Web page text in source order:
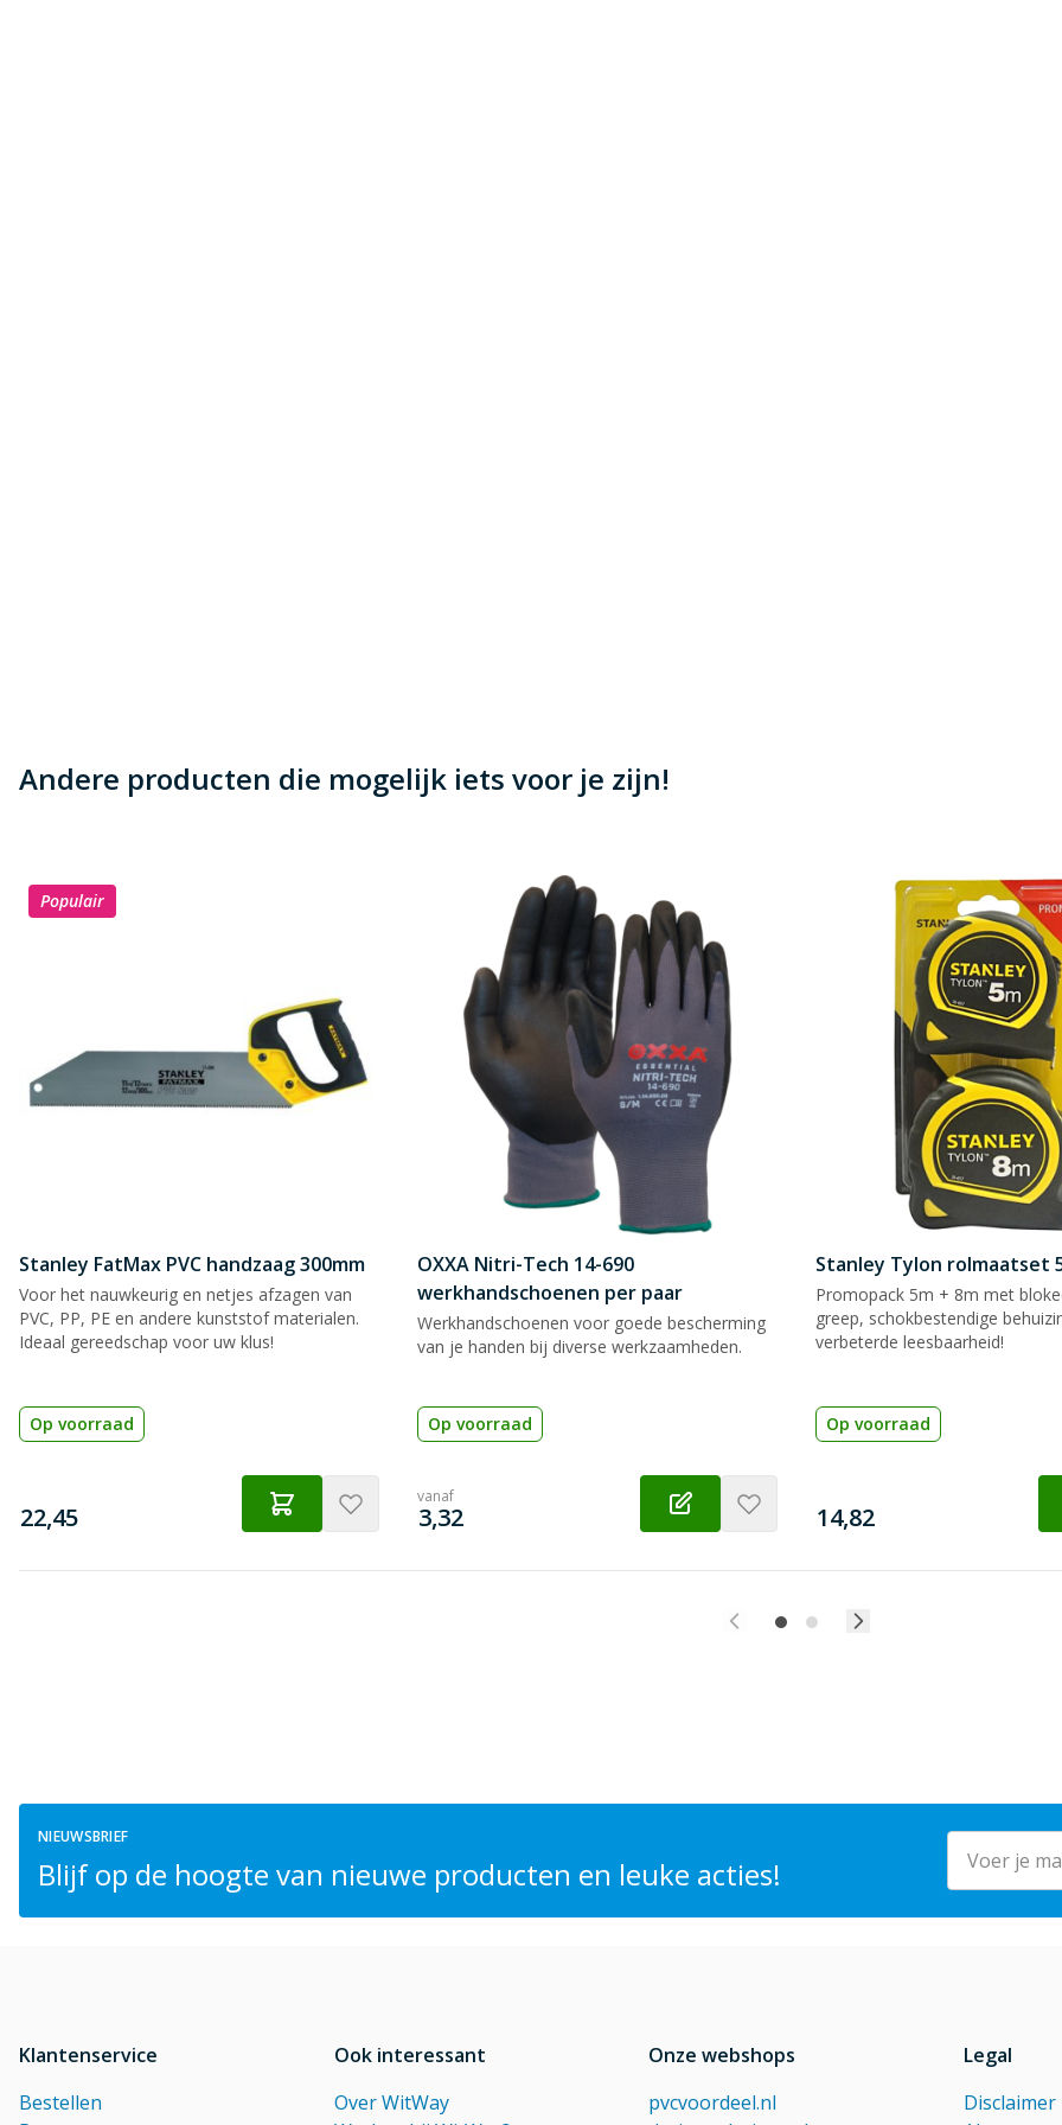
Andere producten die mogelijk iets voor je zijn!
Populair
Stanley FatMax PVC handzaag 300mm
Voor het nauwkeurig en netjes afzagen van
PVC, PP, PE en andere kunststof materialen.
Ideaal gereedschap voor uw klus!
Op voorraad
€
22,45
OXXA Nitri-Tech 14-690
werkhandschoenen per paar
Werkhandschoenen voor goede bescherming
van je handen bij diverse werkzaamheden.
Op voorraad
vanaf
€
3,32
Stanley Tylon rolmaatset
Promopack 5m + 8m met
greep, schokbestendige
verbeterde leesbaarheid!
Op voorraad
€
14,82
NIEUWSBRIEF
Blijf op de hoogte van nieuwe producten en leuke acties!
Klantenservice
Bestellen
Ook interessant
Over WitWay
Onze webshops
pvcvoordeel.nl
Legal
Disclaimer